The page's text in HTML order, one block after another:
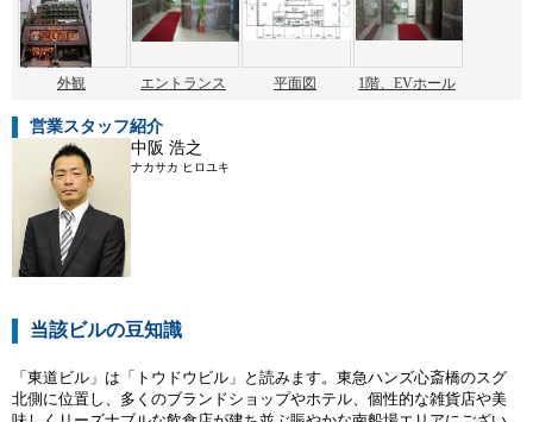
外観 エントランス 平面図 1階、EVホール
営業スタッフ紹介
中阪 浩之
ナカサカ ヒロユキ
当該ビルの豆知識
「東道ビル」は「トウドウビル」と読みます。東急ハンズ心斎橋のスグ
北側に位置し、多くのブランドショップやホテル、個性的な雑貨店や美